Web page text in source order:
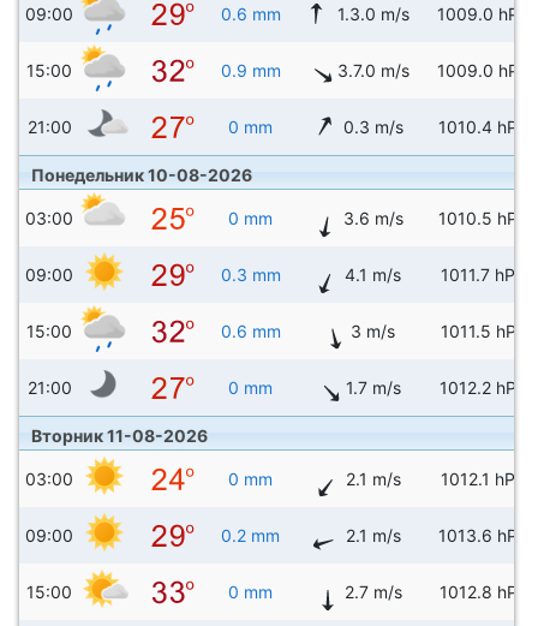
09:00 0.6 mm 1.3.0 m/s 1009.0 hPa
15:00 0.9 mm 3.7.0 m/s 1009.0 hPa
21:00 0 mm 0.3 m/s 1010.4 hPa
Понедельник 10-08-2026
03:00 0 mm 3.6 m/s 1010.5 hPa
09:00 0.3 mm 4.1 m/s 1011.7 hPa
15:00 0.6 mm 3 m/s 1011.5 hPa
21:00 0 mm 1.7 m/s 1012.2 hPa
Вторник 11-08-2026
03:00 0 mm 2.1 m/s 1012.1 hPa
09:00 0.2 mm 2.1 m/s 1013.6 hPa
15:00 0 mm 2.7 m/s 1012.8 hPa